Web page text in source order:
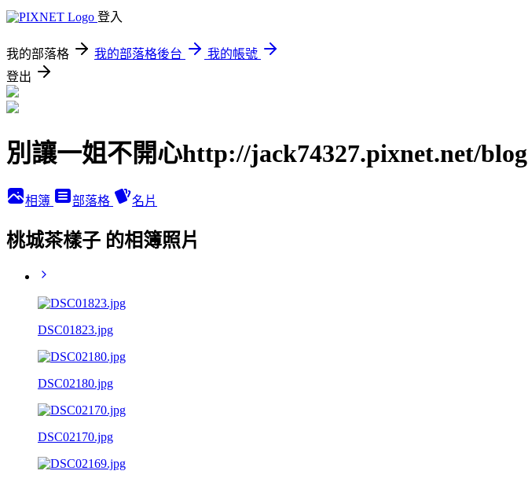
登入
我的部落格 我的部落格後台
我的帳號
登出
別讓一姐不開心http://jack74327.pixnet.net/blog
相簿 部落格 名片
桃城茶樣子 的相簿照片
DSC01823.jpg
DSC02180.jpg
DSC02170.jpg